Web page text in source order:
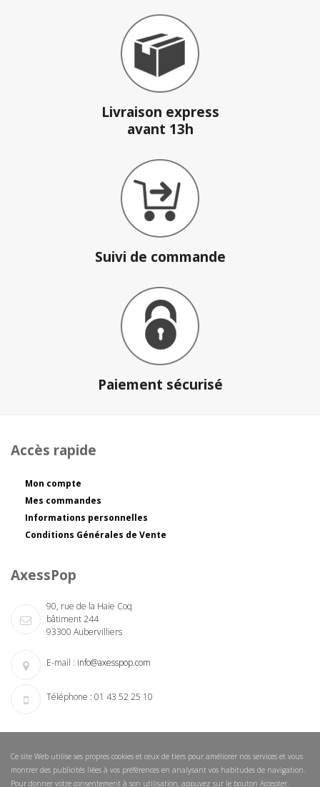
Livraison express
avant 13h
Suivi de commande
Paiement sécurisé
Accès rapide
Mon compte
Mes commandes
Informations personnelles
Conditions Générales de Vente
AxessPop
90, rue de la Haie Coq
bâtiment 244
93300 Aubervilliers
E-mail : info@axesspop.com
Téléphone : 01 43 52 25 10
Ce site Web utilise ses propres cookies et ceux de tiers pour améliorer nos services et vous
montrer des publicités liées à vos préférences en analysant vos habitudes de navigation.
Pour donner votre consentement à son utilisation, appuyez sur le bouton Accepter.